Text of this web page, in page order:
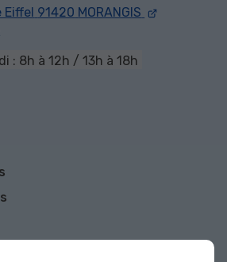
Eiffel 91420 MORANGIS
: 8h à 12h / 13h à 18h